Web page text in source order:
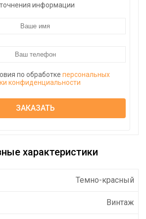
информации
по обработке персональных
конфиденциальности
ЗАКАЗАТЬ
характеристики
Темно-красный
Винтаж